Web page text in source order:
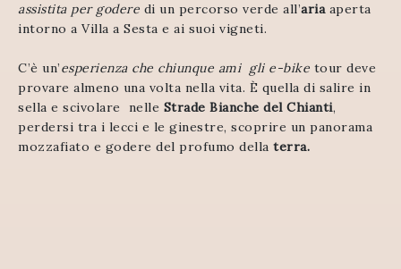
assistita per godere di un percorso verde all’ariaaperta
intorno a Villa a Sesta e ai suoi vigneti.
C’è un’esperienza che chiunque ami gli e-bike tour deve
provare almeno una volta nella vita. È quella di salire in
sella e scivolare nelle Strade Bianche del Chianti,
perdersi tra i lecci e le ginestre, scoprire un panorama
mozzafiato e godere del profumo della terra.